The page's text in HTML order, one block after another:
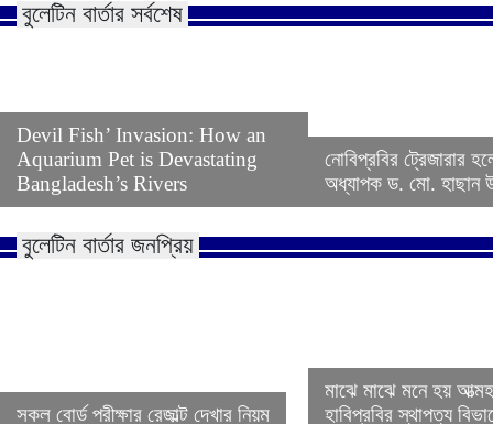
বুলেটিন বার্তার সর্বশেষ
Devil Fish’ Invasion: How an
Aquarium Pet is Devastating
Bangladesh’s Rivers
নোবিপ্রবির ট্রেজারার
অধ্যাপক ড. মো. হাছান
বুলেটিন বার্তার জনপ্রিয়
সকল বোর্ড পরীক্ষার রেজাল্ট দেখার নিয়ম
মাঝে মাঝে মনে হয়
হাবিপ্রবির স্থাপত্য